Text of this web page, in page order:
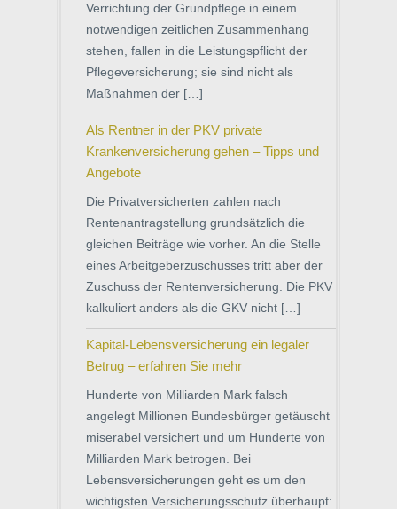
Verrichtung der Grundpflege in einem
notwendigen zeitlichen Zusammenhang
stehen, fallen in die Leistungspflicht der
Pflegeversicherung; sie sind nicht als
Maßnahmen der […]
Als Rentner in der PKV private
Krankenversicherung gehen – Tipps und
Angebote
Die Privatversicherten zahlen nach
Rentenantragstellung grundsätzlich die
gleichen Beiträge wie vorher. An die Stelle
eines Arbeitgeberzuschusses tritt aber der
Zuschuss der Rentenversicherung. Die PKV
kalkuliert anders als die GKV nicht […]
Kapital-Lebensversicherung ein legaler
Betrug – erfahren Sie mehr
Hunderte von Milliarden Mark falsch
angelegt Millionen Bundesbürger getäuscht
miserabel versichert und um Hunderte von
Milliarden Mark betrogen. Bei
Lebensversicherungen geht es um den
wichtigsten Versicherungsschutz überhaupt: